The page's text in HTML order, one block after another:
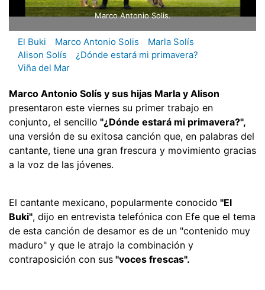
Marco Antonio Solis.
El Buki Marco Antonio Solis
Marla Solís
Alison Solís
¿Dónde estará mi primavera?
Viña del Mar
Marco Antonio Solís y sus hijas Marla y Alison
presentaron este viernes su primer trabajo en
conjunto, el sencillo "¿Dónde estará mi primavera?",
una versión de su exitosa canción que, en palabras del
cantante, tiene una gran frescura y movimiento gracias
a la voz de las jóvenes.
El cantante mexicano, popularmente conocido "El
Buki", dijo en entrevista telefónica con Efe que el tema
de esta canción de desamor es de un "contenido muy
maduro" y que le atrajo la combinación y
contraposición con sus "voces frescas".